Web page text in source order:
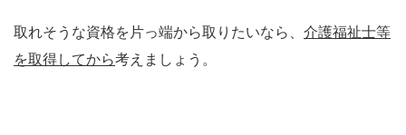
取れそうな資格を片っ端から取りたいなら、 介護福祉士等
を取得してから考えましょう。